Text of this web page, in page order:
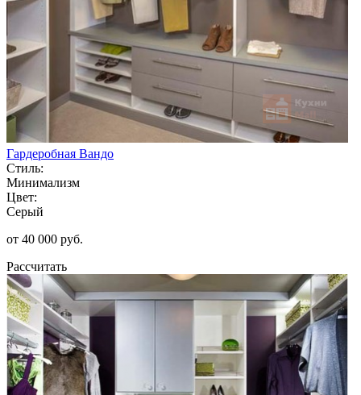
Гардеробная Вандо
Стиль:
Минимализм
Цвет:
Серый
от 40 000 руб.
Рассчитать